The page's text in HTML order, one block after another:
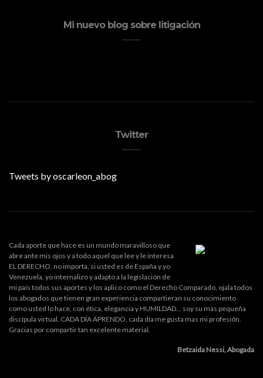
Mi nuevo blog sobre litigación
Twitter
Tweets by oscarleon_abog
Cada aporte que hace es un mundo maravilloso que
abre ante mis ojos y a todo aquel que lee y le interesa
EL DERECHO, no importa, si usted es de España y yo
Venezuela, yo internalizo y adapto a la legislación de
mi país todos sus aportes y los aplico como el Derecho Comparado, ojala todos
los abogados que tienen gran experiencia compartieran su conocimiento
como usted lo hace, con ética, elegancia y HUMILDAD... soy su más pequeña
discípula virtual. CADA DÍA APRENDO, cada día me gusta mas mi profesión.
Gracias por compartir tan excelente material.
Betzaida Nessi, Abogada